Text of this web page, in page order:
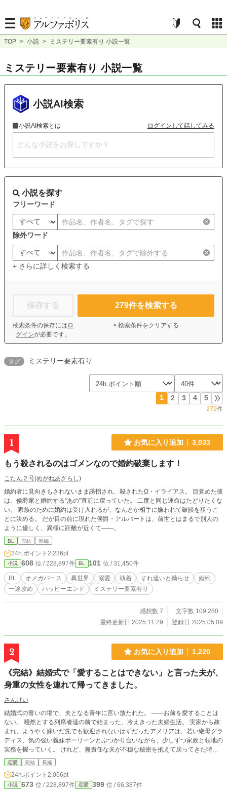
TOP > 小説 > ミステリー要素有り 小説一覧
ミステリー要素有り 小説一覧
小説AI検索
小説AI検索とは ログインして話してみる
小説を探す
フリーワード
除外ワード
+ さらに詳しく検索する
保存する
検索条件の保存には ロ
グインが必要です。
279件を検索する
× 検索条件をクリアする
タグ ミステリー要素有り
1 2 3 4 5
279件
1 お気に入り追加 3,033
もう殺されるのはゴメンなので婚約破棄します！
こたん２号(めがねあざらし)
婚約者に見向きもされないまま誘拐され、殺されたΩ・イライアス。 目覚めた彼
は、侯爵家と婚約する“あの”直前に戻っていた。 二度と同じ運命はたどりたくな
い。 家族のために婚約は受け入れるが、なんとか相手に嫌われて破談を狙うこ
とに決める。 だが目の前に現れた侯爵・アルバートは、前世とはまるで別人の
ように優しく、異様に距離が近くて――。
BL 完結 長編
24h.ポイント 2,236pt
小説 608 位 / 228,897件 BL 101 位 / 31,450件
BL オメガバース 異世界 溺愛 執着 すれ違いと拗らせ
婚約
一途攻め
ハッピーエンド ミステリー要素有り
感想数 7
文字数 109,280
最終更新日 2025.11.29
登録日 2025.05.09
2 お気に入り追加 1,220
《完結》結婚式で「愛することはできない」と言った夫が、
身重の女性を連れて帰ってきました。
さんけい
結婚式の誓いの場で、夫となる青年に言い放たれた。 ――お前を愛することは
ない。 唖然とする列席者達の前で始まった、冷えきった夫婦生活。 実家から疎
まれ、ようやく嫁いだ先でも歓迎されないはずだったアメリアは、若い継母グラ
ディス、気の強い義妹ポーリーンとぶつかり合いながら、少しずつ家政と領地の
実務を握っていく。 けれど、無責任な夫が不穏な秘密を抱えて戻ってきた時、
止まっていたはずの歯車が動き出す… 家を守るのは誰か？ 肩書きだけの当主
か、それとも現実を見て働く者達か？ これは、軽い言葉で花嫁を踏みにじった
男の“物語”を剥がしながら、血のつながらない女達が家を立て直していくお話で
す。 全57回、6時、17時の1日2回更新です。 ※謎解き要素がありますので、感
恋愛 完結 長編
24h.ポイント 2,066pt
小説 673 位 / 228,897件 恋愛 399 位 / 66,387件